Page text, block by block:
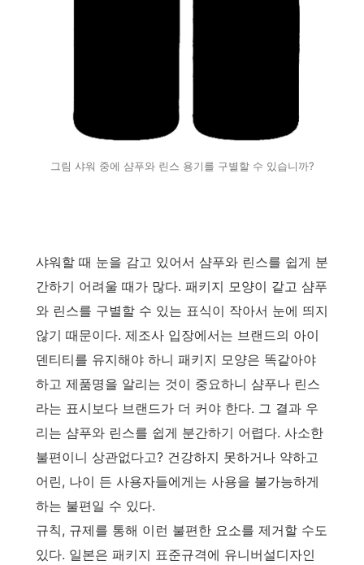
그림 샤워 중에 샴푸와 린스 용기를 구별할 수 있습니까?
샤워할 때 눈을 감고 있어서 샴푸와 린스를 쉽게 분
간하기 어려울 때가 많다. 패키지 모양이 같고 샴푸
와 린스를 구별할 수 있는 표식이 작아서 눈에 띄지
않기 때문이다. 제조사 입장에서는 브랜드의 아이
덴티티를 유지해야 하니 패키지 모양은 똑같아야
하고 제품명을 알리는 것이 중요하니 샴푸나 린스
라는 표시보다 브랜드가 더 커야 한다. 그 결과 우
리는 샴푸와 린스를 쉽게 분간하기 어렵다. 사소한
불편이니 상관없다고? 건강하지 못하거나 약하고
어린, 나이 든 사용자들에게는 사용을 불가능하게
하는 불편일 수 있다.
규칙, 규제를 통해 이런 불편한 요소를 제거할 수도
있다. 일본은 패키지 표준규격에 유니버설디자인